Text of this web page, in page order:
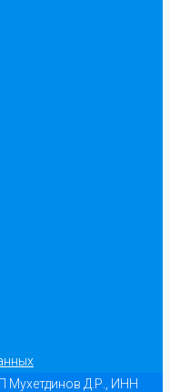
Мухетдинов Д.Р., ИНН